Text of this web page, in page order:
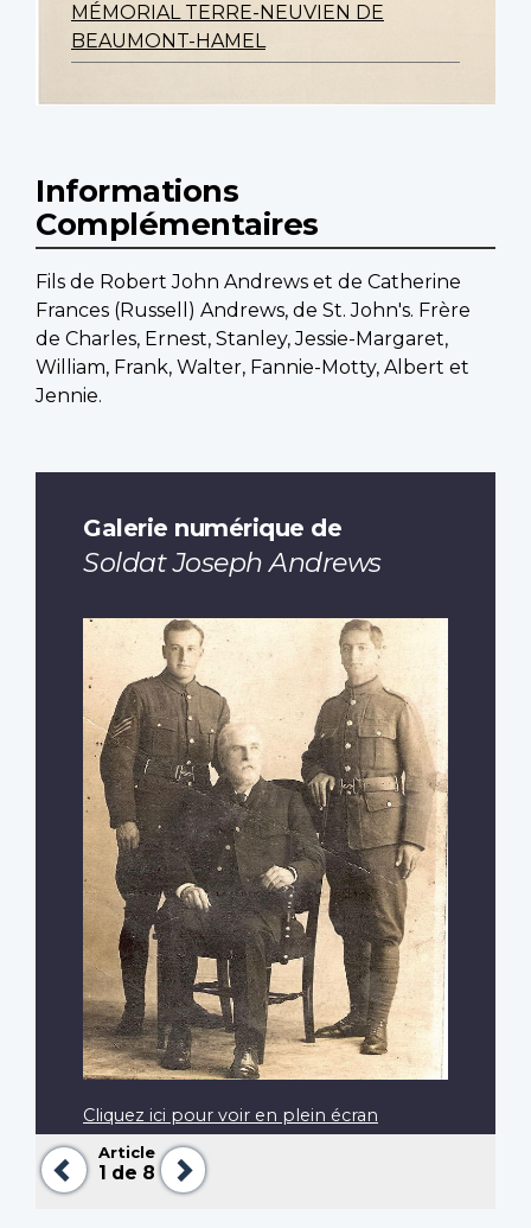
MÉMORIAL TERRE-NEUVIEN DE
BEAUMONT-HAMEL
Informations
Complémentaires
Fils de Robert John Andrews et de Catherine
Frances (Russell) Andrews, de St. John's. Frère
de Charles, Ernest, Stanley, Jessie-Margaret,
William, Frank, Walter, Fannie-Motty, Albert et
Jennie.
Précédent
Article
1 de 8
Suivant
Galerie numérique de
Soldat Joseph Andrews
Cliquez ici pour voir en plein écran